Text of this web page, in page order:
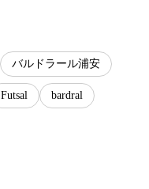
バルドラール浦安
Futsal bardral